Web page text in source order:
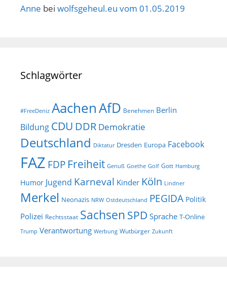
Anne bei wolfsgeheul.eu vom 01.05.2019
Schlagwörter
#FreeDeniz AachenAfD Benehmen Berlin
Bildung CDU DDR Demokratie
Deutschland Diktatur Dresden Europa Facebook
FAZ FDP Freiheit Genuß Goethe Golf Gott Hamburg
Humor Jugend Karneval Kinder Köln Lindner
Merkel Neonazis NRW Ostdeutschland PEGIDA Politik
Polizei Rechtsstaat Sachsen SPD Sprache T-Online
Trump Verantwortung Werbung Wutbürger Zukunft